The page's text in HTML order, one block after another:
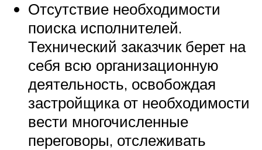
Отсутствие необходимости
поиска исполнителей.
Технический заказчик берет на
себя всю организационную
деятельность, освобождая
застройщика от необходимости
вести многочисленные
переговоры, отслеживать